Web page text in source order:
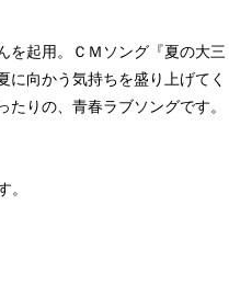
を起用。ＣＭソング『夏の大三
向かう気持ちを盛り上げてく
りの、青春ラブソングです。
。